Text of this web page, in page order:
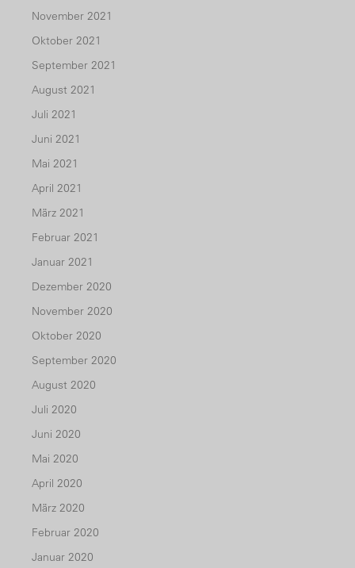
November 2021
Oktober 2021
September 2021
August 2021
Juli 2021
Juni 2021
Mai 2021
April 2021
März 2021
Februar 2021
Januar 2021
Dezember 2020
November 2020
Oktober 2020
September 2020
August 2020
Juli 2020
Juni 2020
Mai 2020
April 2020
März 2020
Februar 2020
Januar 2020